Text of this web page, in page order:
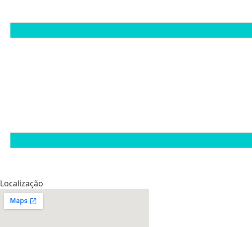
Localização